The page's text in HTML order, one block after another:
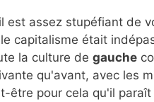
est assez stupéfiant de
capitalisme était
la culture de gauche
qu'avant, avec les
être pour cela qu'il